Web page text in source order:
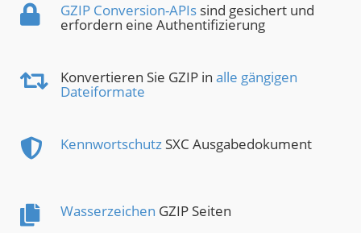
GZIP Conversion-APIs sind gesichert und
erfordern eine Authentifizierung
Konvertieren Sie GZIP in alle gängigen
Dateiformate
Kennwortschutz SXC Ausgabedokument
Wasserzeichen GZIP Seiten